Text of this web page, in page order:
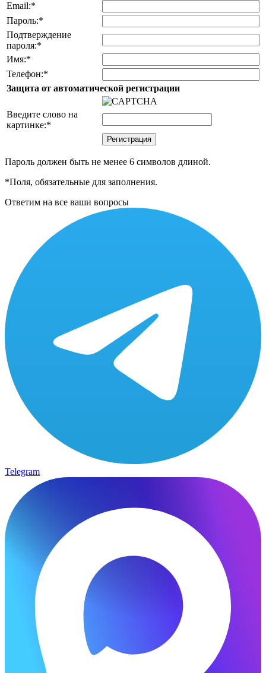
Email:*
Пароль:*
Подтверждение
пароля:*
Имя:*
Телефон:*
Защита от автоматической регистрации
Введите слово на
картинке:*
Пароль должен быть не менее 6 символов длиной.
*Поля, обязательные для заполнения.
Ответим на все ваши вопросы
Telegram